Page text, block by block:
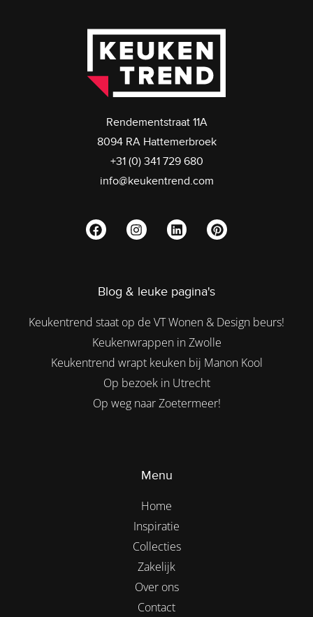
Rendementstraat 11A
8094 RA Hattemerbroek
+31 (0) 341 729 680
info@keukentrend.com
Blog & leuke pagina's
Keukentrend staat op de VT Wonen & Design beurs!
Keukenwrappen in Zwolle
Keukentrend wrapt keuken bij Manon Kool
Op bezoek in Utrecht
Op weg naar Zoetermeer!
Menu
Home
Inspiratie
Collecties
Zakelijk
Over ons
Contact